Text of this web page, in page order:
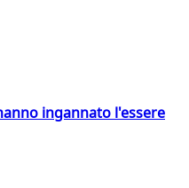
ingannato l'essere